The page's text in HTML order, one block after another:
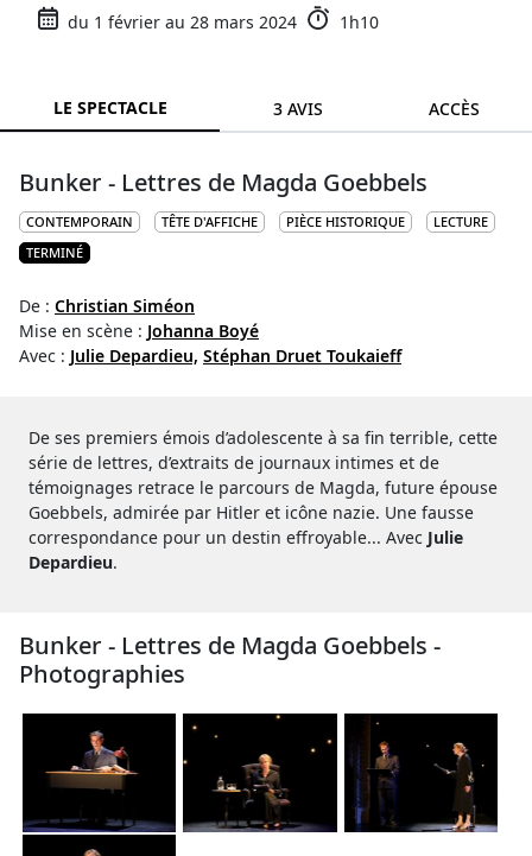
du 1 février au 28 mars 2024 1h10
LE SPECTACLE 3 AVIS ACCÈS
Bunker - Lettres de Magda Goebbels
CONTEMPORAIN TÊTE D'AFFICHE PIÈCE HISTORIQUE
LECTURE
TERMINÉ
De : Christian Siméon
Mise en scène : Johanna Boyé
Avec : Julie Depardieu, Stéphan Druet Toukaieff
De ses premiers émois d’adolescente à sa fin terrible, cette
série de lettres, d’extraits de journaux intimes et de
témoignages retrace le parcours de Magda, future épouse
Goebbels, admirée par Hitler et icône nazie. Une fausse
correspondance pour un destin effroyable... Avec Julie
Depardieu.
Bunker - Lettres de Magda Goebbels -
Photographies